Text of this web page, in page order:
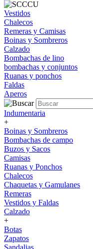
Vestidos
Chalecos
Remeras y Camisas
Boinas y Sombreros
Calzado
Bombachas de lino
bombachas y conjuntos
Ruanas y ponchos
Faldas
Aperos
Indumentaria
+
Boinas y Sombreros
Bombachas de campo
Buzos y Sacos
Camisas
Ruanas y Ponchos
Chalecos
Chaquetas y Gamulanes
Remeras
Vestidos y Faldas
Calzado
+
Botas
Zapatos
Sandalias